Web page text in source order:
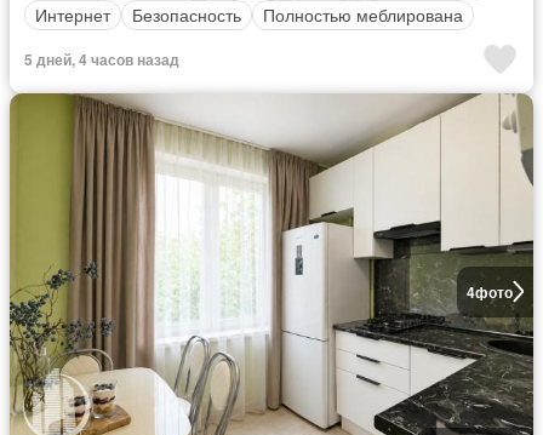
Интернет
Безопасность Полностью меблирована
5 дней, 4 часов назад
4фото